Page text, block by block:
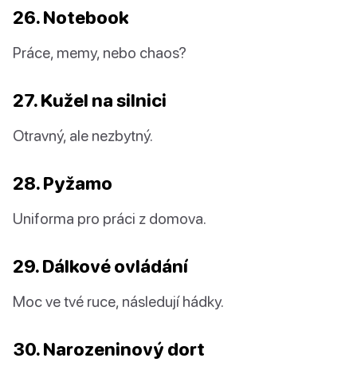
26. Notebook
Práce, memy, nebo chaos?
27. Kužel na silnici
Otravný, ale nezbytný.
28. Pyžamo
Uniforma pro práci z domova.
29. Dálkové ovládání
Moc ve tvé ruce, následují hádky.
30. Narozeninový dort